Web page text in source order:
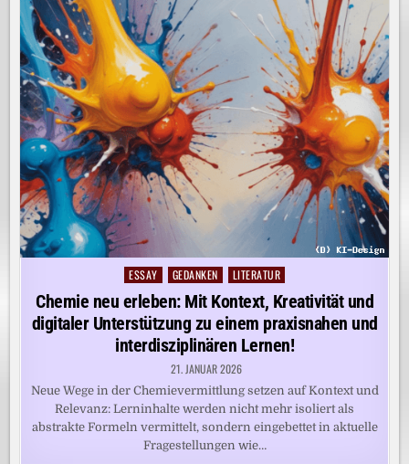
Posted
ESSAY GEDANKEN LITERATUR
Chemie neu erleben: Mit Kontext, Kreativität und
digitaler Unterstützung zu einem praxisnahen und
interdisziplinären Lernen!
21. JANUAR 2026
Neue Wege in der Chemievermittlung setzen auf Kontext und
Relevanz: Lerninhalte werden nicht mehr isoliert als
abstrakte Formeln vermittelt, sondern eingebettet in aktuelle
Fragestellungen wie…